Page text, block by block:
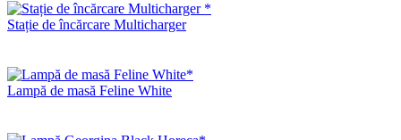
Stație de încărcare Multicharger
Lampă de masă Feline White